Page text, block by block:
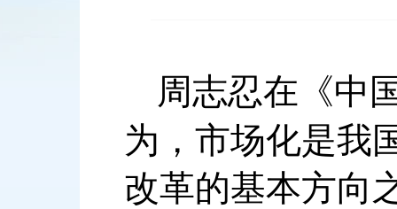
周志忍在《中
为，市场化是我
改革的基本方向